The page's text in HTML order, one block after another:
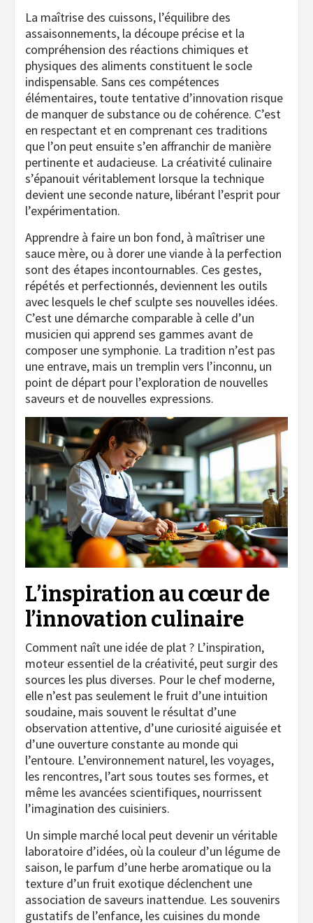
La maîtrise des cuissons, l’équilibre des
assaisonnements, la découpe précise et la
compréhension des réactions chimiques et
physiques des aliments constituent le socle
indispensable. Sans ces compétences
élémentaires, toute tentative d’innovation risque
de manquer de substance ou de cohérence. C’est
en respectant et en comprenant ces traditions
que l’on peut ensuite s’en affranchir de manière
pertinente et audacieuse. La créativité culinaire
s’épanouit véritablement lorsque la technique
devient une seconde nature, libérant l’esprit pour
l’expérimentation.
Apprendre à faire un bon fond, à maîtriser une
sauce mère, ou à dorer une viande à la perfection
sont des étapes incontournables. Ces gestes,
répétés et perfectionnés, deviennent les outils
avec lesquels le chef sculpte ses nouvelles idées.
C’est une démarche comparable à celle d’un
musicien qui apprend ses gammes avant de
composer une symphonie. La tradition n’est pas
une entrave, mais un tremplin vers l’inconnu, un
point de départ pour l’exploration de nouvelles
saveurs et de nouvelles expressions.
L’inspiration au cœur de
l’innovation culinaire
Comment naît une idée de plat ? L’inspiration,
moteur essentiel de la créativité, peut surgir des
sources les plus diverses. Pour le chef moderne,
elle n’est pas seulement le fruit d’une intuition
soudaine, mais souvent le résultat d’une
observation attentive, d’une curiosité aiguisée et
d’une ouverture constante au monde qui
l’entoure. L’environnement naturel, les voyages,
les rencontres, l’art sous toutes ses formes, et
même les avancées scientifiques, nourrissent
l’imagination des cuisiniers.
Un simple marché local peut devenir un véritable
laboratoire d’idées, où la couleur d’un légume de
saison, le parfum d’une herbe aromatique ou la
texture d’un fruit exotique déclenchent une
association de saveurs inattendue. Les souvenirs
gustatifs de l’enfance, les cuisines du monde